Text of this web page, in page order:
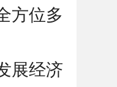
方位多
展经济